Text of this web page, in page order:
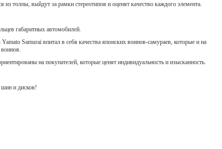
толпы, выйдут за рамки стереотипов и оценят качество каждого элемента.
габаритных автомобилей.
Samurai впитал в себя качества японских воинов-самураев, которые и на
на покупателей, которые ценят индивидуальность и изысканность.
и дисков!